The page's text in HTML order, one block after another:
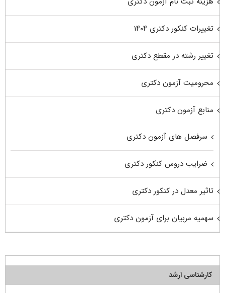
تغییرات کنکور دکتری ۱۴۰۴
تغییر رشته در مقطع دکتری
محرومیت آزمون دکتری
منابع آزمون دکتری
سرفصل های آزمون دکتری
ضرایب دروس کنکور دکتری
تاثیر معدل در کنکور دکتری
سهمیه مربیان برای آزمون دکتری
کارشناسی ارشد